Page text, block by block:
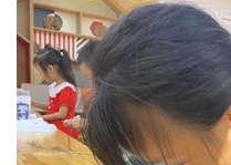
银
讯